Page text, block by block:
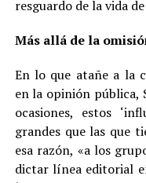
resguardo de la vida
Más allá de la
En lo que atañe a la
en la opinión pública,
ocasiones, estos
grandes que las que
esa razón, «a los
dictar línea editorial